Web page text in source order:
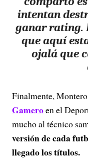
intentan
ganar rating.
que aquí
ojalá que
Finalmente,
Gameroen el
mucho al técnico
versión de cada
llegado los títulos.